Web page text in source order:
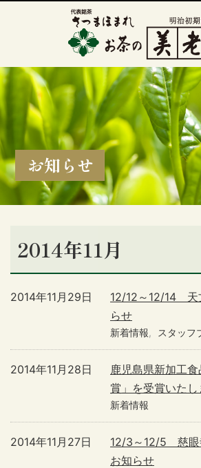
お知らせ
2014年11月
12/12～12/14 天
らせ
2014年11月29日
新着情報 スタッフ
鹿児島県新加工
賞」を受賞いたし
2014年11月28日
新着情報
12/3～12/5 慈眼
お知らせ
2014年11月27日